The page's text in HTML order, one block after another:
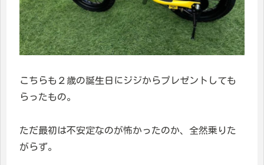
こちらも２歳の誕生日にジジからプレゼントしても
らったもの。
ただ最初は不安定なのが怖かったのか、全然乗りた
がらず。